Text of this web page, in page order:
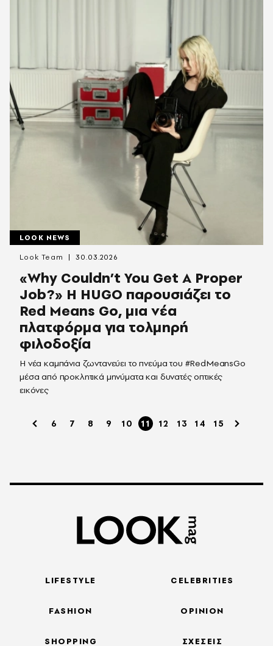
LOOK NEWS
«Why Couldn’t You Get A Proper
Job?» Η HUGO παρουσιάζει το
Red Means Go, μια νέα
πλατφόρμα για τολμηρή
φιλοδοξία
Η νέα καμπάνια ζωντανεύει το πνεύμα του #RedMeansGo
μέσα από προκλητικά μηνύματα και δυνατές οπτικές
εικόνες
Look Team 30.03.2026
6 7 8 9 10 11 12 13 14 15
LIFESTYLE
FASHION
SHOPPING
CELEBRITIES
OPINION
ΣΧΕΣΕΙΣ